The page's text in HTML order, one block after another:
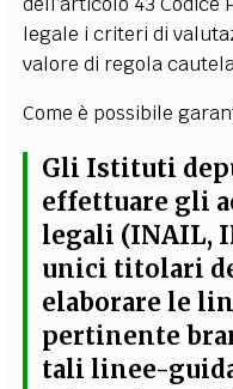
legale i criteri di
valore di regola
Come è possibile
Gli Istituti
effettuare gli
legali (INAIL,
unici titolari
elaborare le
pertinente
tali linee-